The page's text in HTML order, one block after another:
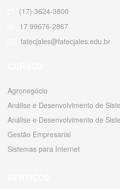
(17) 3624-3800
17 99676-2867
fatecjales@fatecjales.edu.br
Agronegócio
Análise e Desenvolvimento de
Análise e Desenvolvimento de
Gestão Empresarial
Sistemas para Internet